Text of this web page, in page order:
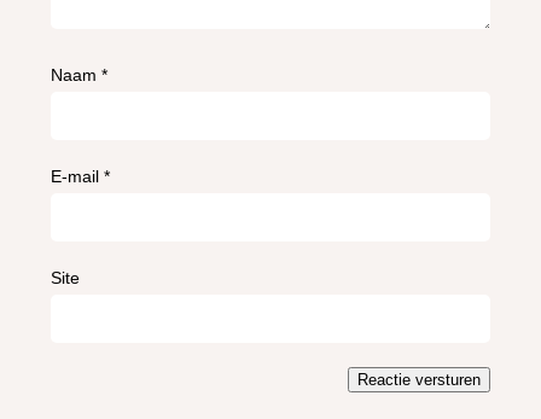
Naam*
E-mail*
Site
Reactie versturen